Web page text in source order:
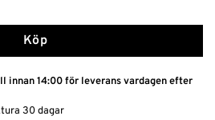
Köp
innan 14:00 för leverans vardagen efter
30 dagar